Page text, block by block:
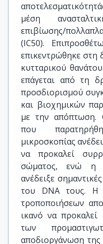
μέση
επιβίωσης/
(IC50).
επικεντρώθηκε στη
κυτταρικού
επάγεται από τη
προσδιορισμού
και βιοχημικών
με την απόπτωση.
που
μικροσκοπίας
να προκαλεί
σώματος, ενώ η
ανέδειξε
του DNA τους. Η
τροποποιήσεων
ικανό να προκαλεί
των
αποδιοργάνωση της